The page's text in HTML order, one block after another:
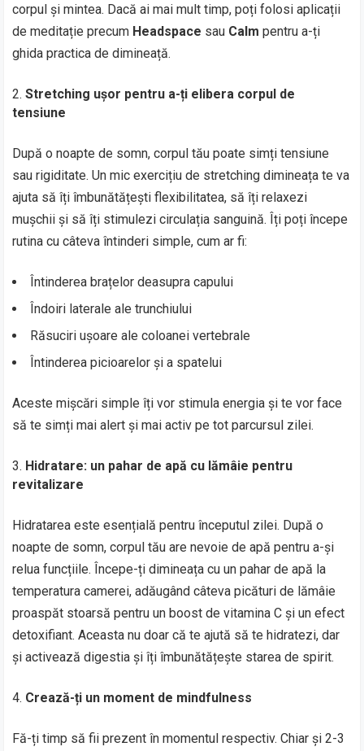
corpul și mintea. Dacă ai mai mult timp, poți folosi aplicații
de meditație precum Headspace sau Calm pentru a-ți
ghida practica de dimineață.
Stretching ușor pentru a-ți elibera corpul de
tensiune
După o noapte de somn, corpul tău poate simți tensiune
sau rigiditate. Un mic exercițiu de stretching dimineața te va
ajuta să îți îmbunătățești flexibilitatea, să îți relaxezi
mușchii și să îți stimulezi circulația sanguină. Îți poți începe
rutina cu câteva întinderi simple, cum ar fi:
Întinderea brațelor deasupra capului
Îndoiri laterale ale trunchiului
Răsuciri ușoare ale coloanei vertebrale
Întinderea picioarelor și a spatelui
Aceste mișcări simple îți vor stimula energia și te vor face
să te simți mai alert și mai activ pe tot parcursul zilei.
Hidratare: un pahar de apă cu lămâie pentru
revitalizare
Hidratarea este esențială pentru începutul zilei. După o
noapte de somn, corpul tău are nevoie de apă pentru a-și
relua funcțiile. Începe-ți dimineața cu un pahar de apă la
temperatura camerei, adăugând câteva picături de lămâie
proaspăt stoarsă pentru un boost de vitamina C și un efect
detoxifiant. Aceasta nu doar că te ajută să te hidratezi, dar
și activează digestia și îți îmbunătățește starea de spirit.
Crează-ți un moment de mindfulness
Fă-ți timp să fii prezent în momentul respectiv. Chiar și 2-3